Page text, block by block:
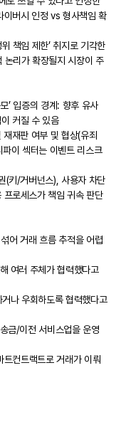
이버시 인정 vs 형사책임 확
책임 제한’ 취지로 기각한
논리가 확장될지 시장이 주
’ 입증의 경계: 향후 유사
커질 수 있음
재판 여부 및 협상(유죄
이 섹터는 이벤트 리스크
(키/거버넌스), 사용자 차단
프로세스가 책임 귀속 판단
어 거래 흐름 추적을 어렵
여러 주체가 협력했다고
나 우회하도록 협력했다고
금/이전 서비스업을 운영
컨트랙트로 거래가 이뤄